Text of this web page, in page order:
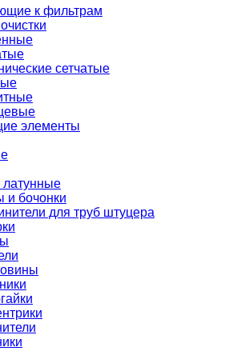
к фильтрам
сетчатые
элементы
латунные
и бочонки
для труб штуцера